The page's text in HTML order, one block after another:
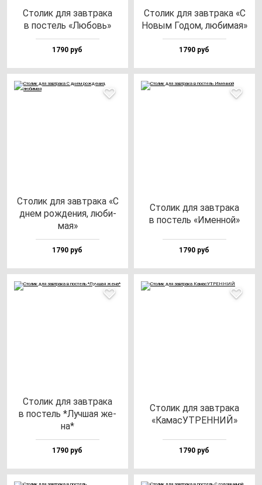
Сто­лик для зав­тра­ка
в пос­тель «Любовь»
1790 руб
Сто­лик для зав­тра­ка «С
Новым Годом, лю­би­мая»
1790 руб
Сто­лик для зав­тра­ка «С
днем рож­де­ния, лю­би­
мая»
1790 руб
Сто­лик для зав­тра­ка
в пос­тель «Имен­ной»
1790 руб
Сто­лик для зав­тра­ка
в пос­тель *Луч­шая же­
на*
1790 руб
Сто­лик для зав­тра­ка
«КамасУТРЕННИЙ»
1790 руб